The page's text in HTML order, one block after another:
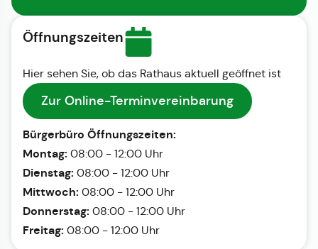
Öffnungszeiten
Hier sehen Sie, ob das Rathaus aktuell geöffnet ist
Zur Online-Terminvereinbarung
Bürgerbüro Öffnungszeiten:
Montag: 08:00 - 12:00 Uhr
Dienstag: 08:00 - 12:00 Uhr
Mittwoch: 08:00 - 12:00 Uhr
Donnerstag: 08:00 - 12:00 Uhr
Freitag: 08:00 - 12:00 Uhr